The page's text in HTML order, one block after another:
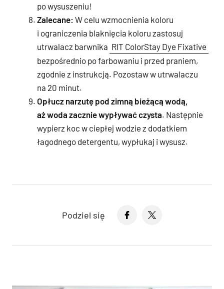
po wysuszeniu!
Zalecane: W celu wzmocnienia koloru
i ograniczenia blaknięcia koloru zastosuj
utrwalacz barwnika RIT ColorStay Dye Fixative
bezpośrednio po farbowaniu i przed praniem,
zgodnie z instrukcją. Pozostaw w utrwalaczu
na 20 minut.
Opłucz narzutę pod zimną bieżącą wodą,
aż woda zacznie wypływać czysta. Następnie
wypierz koc w ciepłej wodzie z dodatkiem
łagodnego detergentu, wypłukaj i wysusz.
Podziel się